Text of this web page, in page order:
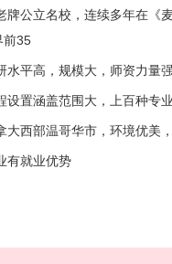
公立名校，连续多年在《
前35
平高，规模大，师资力量
置涵盖范围大，上百种专
西部温哥华市，环境优美
有就业优势